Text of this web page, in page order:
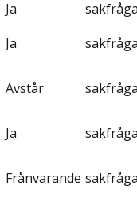
Ja
Ja
Avstår
Ja
Frånvarande